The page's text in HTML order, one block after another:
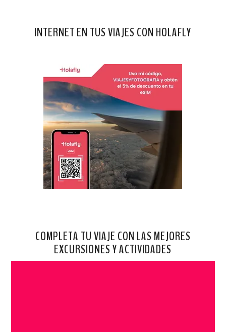
INTERNET EN TUS VIAJES CON HOLAFLY
COMPLETA TU VIAJE CON LAS MEJORES
EXCURSIONES Y ACTIVIDADES